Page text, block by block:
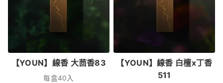
【YOUN】線香 大茴香83
每盒40入
【YOUN】線香 白檀x丁香
511